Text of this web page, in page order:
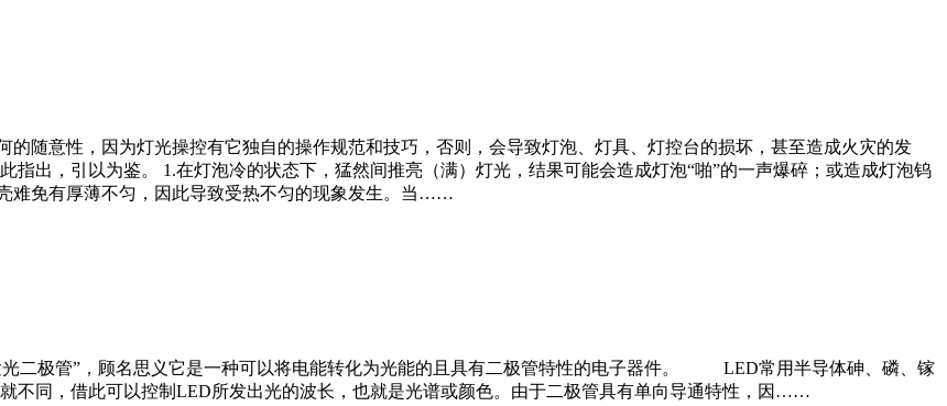
随意性，因为灯光操控有它独自的操作规范和技巧，否则，会导致灯泡、灯具、灯控台的损坏，甚至造成火灾的发
指出，引以为鉴。 1.在灯泡冷的状态下，猛然间推亮（满）灯光，结果可能会造成灯泡“啪”的一声爆碎；或造成灯泡钨
难免有厚薄不匀，因此导致受热不匀的现象发生。当……
光二极管”，顾名思义它是一种可以将电能转化为光能的且具有二极管特性的电子器件。 LED常用半导体砷、磷、镓
不同，借此可以控制LED所发出光的波长，也就是光谱或颜色。由于二极管具有单向导通特性，因……